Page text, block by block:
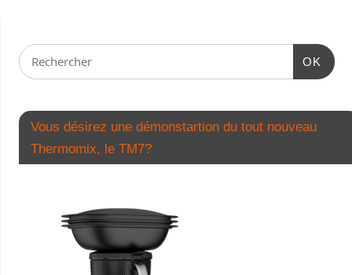
OK
Vous désirez une démonstartion du tout nouveau
Thermomix, le TM7?